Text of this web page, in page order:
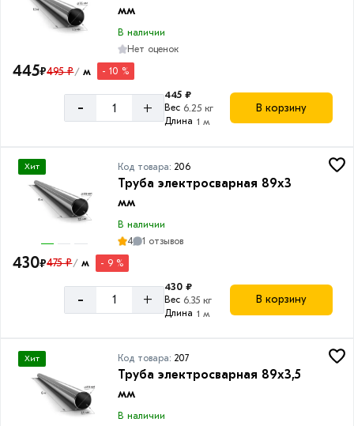
мм
В наличии
Нет оценок
445₽495 ₽/ м - 10 %
- +
445 ₽
Вес 6.25 кг
Длина 1 м
В корзину
Хит Код товара: 206
Труба электросварная 89х3
мм
В наличии
4
1 отзывов
430₽475 ₽/ м - 9 %
- +
430 ₽
Вес 6.35 кг
Длина 1 м
В корзину
Хит Код товара:207
Труба электросварная 89х3,5
мм
В наличии